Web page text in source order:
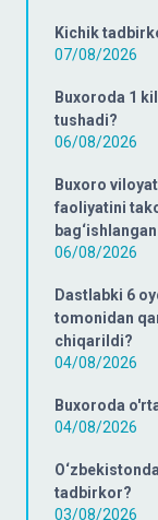
Kichik
07/08/2026
Buxoroda 1
tushadi?
06/08/2026
Buxoro
faoliyatini
06/08/2026
Dastlabki 6
tomonidan
chiqarildi?
04/08/2026
Buxoroda
04/08/2026
tadbirkor?
03/08/2026